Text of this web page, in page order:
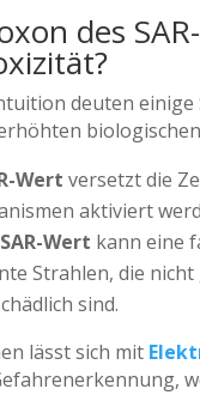
des
deuten
Wert versetzt die
aktiviert
SAR-Wert kann eine
Strahlen, die
sind.
lässt sich mit